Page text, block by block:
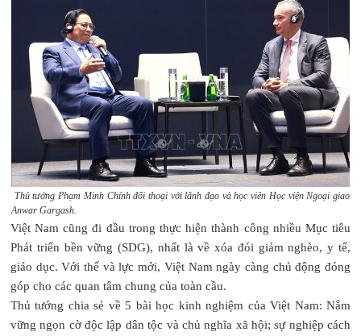
Thủ tướng Phạm Minh Chính đối thoại với lãnh đạo và học viên Học viện Ngoại giao
Anwar Gargash.
Việt Nam cũng đi đầu trong thực hiện thành công nhiều Mục tiêu
Phát triển bền vững (SDG), nhất là về xóa đói giảm nghèo, y tế,
giáo dục. Với thế và lực mới, Việt Nam ngày càng chủ động đóng
góp cho các quan tâm chung của toàn cầu.
Thủ tướng chia sẻ về 5 bài học kinh nghiệm của Việt Nam: Nắm
vững ngọn cờ độc lập dân tộc và chủ nghĩa xã hội; sự nghiệp cách